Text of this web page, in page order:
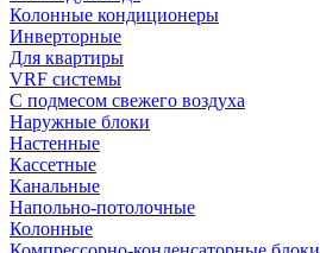
Колонные кондиционеры
Инверторные
Для квартиры
VRF системы
С подмесом свежего воздуха
Наружные блоки
Настенные
Кассетные
Канальные
Напольно-потолочные
Колонные